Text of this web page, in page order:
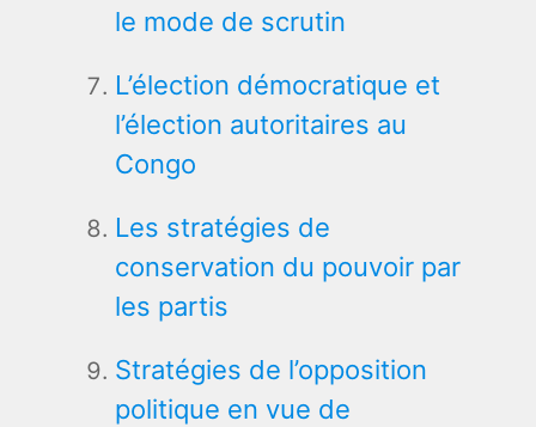
le mode de scrutin
L’élection démocratique et
l’élection autoritaires au
Congo
Les stratégies de
conservation du pouvoir par
les partis
Stratégies de l’opposition
politique en vue de